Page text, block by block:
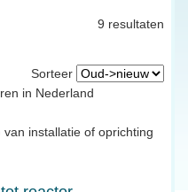
9 resultaten
Sorteer
in Nederland
installatie of oprichting